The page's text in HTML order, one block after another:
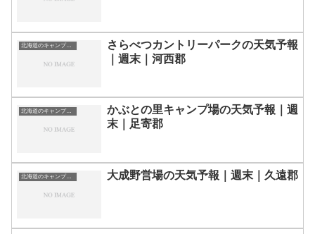
北海道のキャンプ場一覧
さらべつカントリーパークの天気予報
｜週末｜河西郡
北海道のキャンプ場一覧
かぶとの里キャンプ場の天気予報｜週
末｜足寄郡
北海道のキャンプ場一覧 大成野営場の天気予報｜週末｜久遠郡